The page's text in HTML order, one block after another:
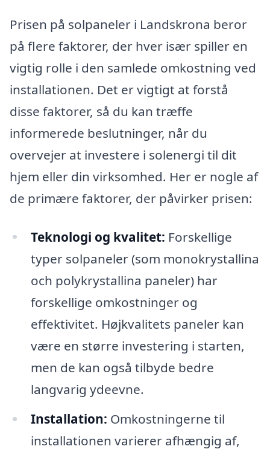
Prisen på solpaneler i Landskrona beror
på flere faktorer, der hver især spiller en
vigtig rolle i den samlede omkostning ved
installationen. Det er vigtigt at forstå
disse faktorer, så du kan træffe
informerede beslutninger, når du
overvejer at investere i solenergi til dit
hjem eller din virksomhed. Her er nogle af
de primære faktorer, der påvirker prisen:
Teknologi og kvalitet: Forskellige
typer solpaneler (som monokrystallina
och polykrystallina paneler) har
forskellige omkostninger og
effektivitet. Højkvalitets paneler kan
være en større investering i starten,
men de kan også tilbyde bedre
langvarig ydeevne.
Installation: Omkostningerne til
installationen varierer afhængig af,